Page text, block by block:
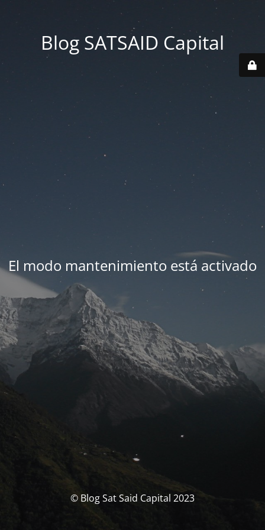
Blog SATSAID Capital
El modo mantenimiento está activado
© Blog Sat Said Capital 2023